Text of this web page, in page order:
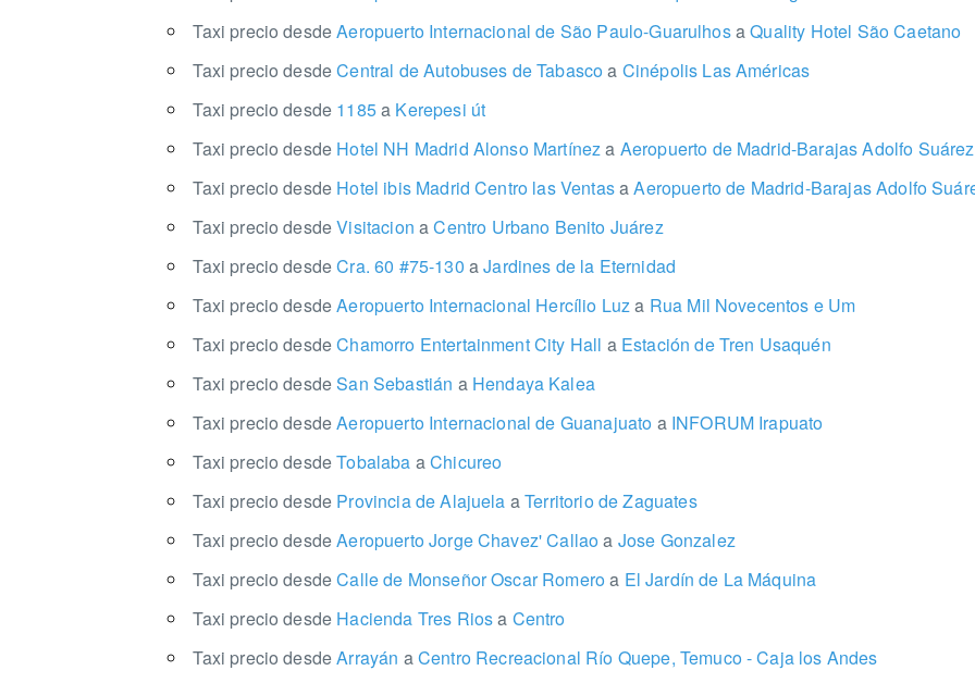
Taxi precio desdeAeropuerto Internacional de São Paulo-GuarulhosaQuality Hotel São Caetano
Taxi precio desdeCentral de Autobuses de Tabascoa Cinépolis Las Américas
Taxi precio desde 1185a Kerepesi út
Taxi precio desde Hotel NH Madrid Alonso Martíneza Aeropuerto de Madrid-Barajas Adolfo Suárez
Taxi precio desde Hotel ibis Madrid Centro las VentasaAeropuerto de Madrid-Barajas Adolfo
Taxi precio desdeVisitacionaCentro Urbano Benito Juárez
Taxi precio desdeCra. 60 #75-130 aJardines de la Eternidad
Taxi precio desdeAeropuerto Internacional Hercílio Luza Rua Mil Novecentos e Um
Taxi precio desdeChamorro Entertainment City Hall aEstación de Tren Usaquén
Taxi precio desdeSan Sebastián aHendaya Kalea
Taxi precio desdeAeropuerto Internacional de Guanajuato aINFORUM Irapuato
Taxi precio desdeTobalaba aChicureo
Taxi precio desde Provincia de Alajuela aTerritorio de Zaguates
Taxi precio desdeAeropuerto Jorge Chavez' Callaoa Jose Gonzalez
Taxi precio desdeCalle de Monseñor Oscar Romeroa El Jardín de La Máquina
Taxi precio desde Hacienda Tres Riosa Centro
Taxi precio desdeArrayán aCentro Recreacional Río Quepe, Temuco - Caja los Andes